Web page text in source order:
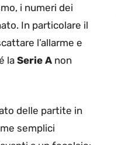
i numeri dei
In particolare il
l’allarme e
la Serie A non
delle partite in
semplici